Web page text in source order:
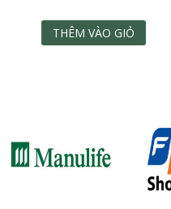
THÊM VÀO GIỎ